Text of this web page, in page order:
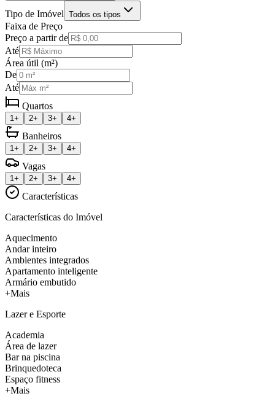
Tipo de Imóvel Todos os tipos
Faixa de Preço
Preço a partir de
Até
Área útil (m²)
De
Até
Quartos
1+ 2+ 3+ 4+
Banheiros
1+ 2+ 3+ 4+
Vagas
1+ 2+ 3+ 4+
Características
Características do Imóvel
Aquecimento
Andar inteiro
Ambientes integrados
Apartamento inteligente
Armário embutido
+Mais
Lazer e Esporte
Academia
Área de lazer
Bar na piscina
Brinquedoteca
Espaço fitness
+Mais